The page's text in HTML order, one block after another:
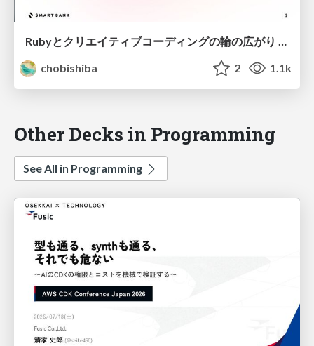
Rubyとクリエイティブコーディングの輪の広がり / The Growing Circle of Ruby and Creative Coding
chobishiba
2 1.1k
Other Decks in Programming
See All in Programming